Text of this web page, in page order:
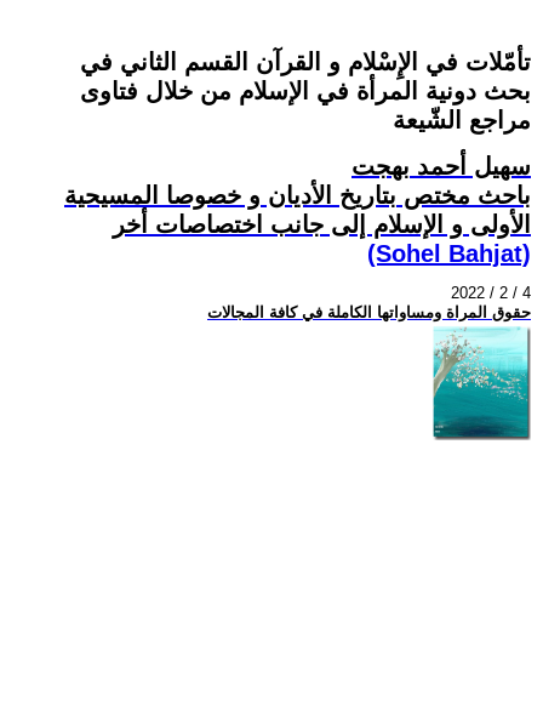
تأمّلات في الإِسْلام و القرآن القسم الثاني في
بحث دونية المرأة في الإسلام من خلال فتاوى
مراجع الشّيعة
سهيل أحمد بهجت
باحث مختص بتاريخ الأديان و خصوصا المسيحية
الأولى و الإسلام إلى جانب اختصاصات أخر
(Sohel Bahjat)
2022 / 2 / 4
حقوق المراة ومساواتها الكاملة في كافة المجالات